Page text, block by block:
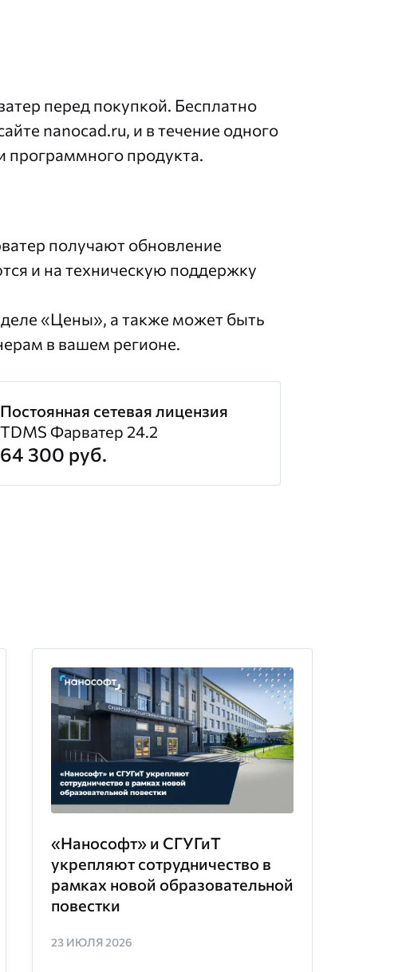
перед покупкой. Бесплатно
nanocad.ru, и в течение одного
программного продукта.
получают обновление
и на техническую поддержку
«Цены», а также может быть
в вашем регионе.
Постоянная сетевая лицензия
TDMS Фарватер 24.2
64 300 руб.
«Нанософт» и СГУГиТ
укрепляют сотрудничество в
рамках новой образовательной
повестки
23 ИЮЛЯ 2026